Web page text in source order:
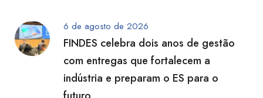
6 de agosto de 2026
FINDES celebra dois anos de gestão
com entregas que fortalecem a
indústria e preparam o ES para o